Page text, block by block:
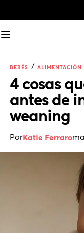
BEBÉS / ALIMENTACIÓN
4 cosas
antes de
weaning
Por Katie Ferraro